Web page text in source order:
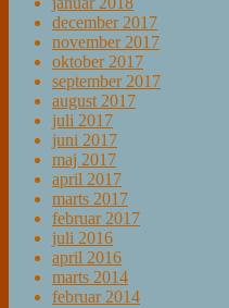
december 2017
november 2017
oktober 2017
september 2017
august 2017
juli 2017
juni 2017
maj 2017
april 2017
marts 2017
februar 2017
juli 2016
april 2016
marts 2014
februar 2014